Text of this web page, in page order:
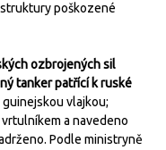
poškozené
ozbrojených sil
tanker patřící k ruské
vlajkou;
a navedeno
Podle ministryně